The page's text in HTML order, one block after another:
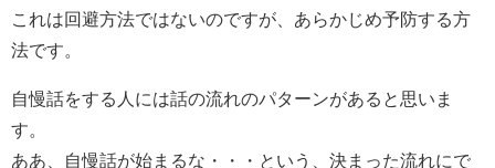
これは回避方法ではないのですが、あらかじめ予防する方
法です。
自慢話をする人には話の流れのパターンがあると思いま
す。
ああ、自慢話が始まるな・・・という、決まった流れにで